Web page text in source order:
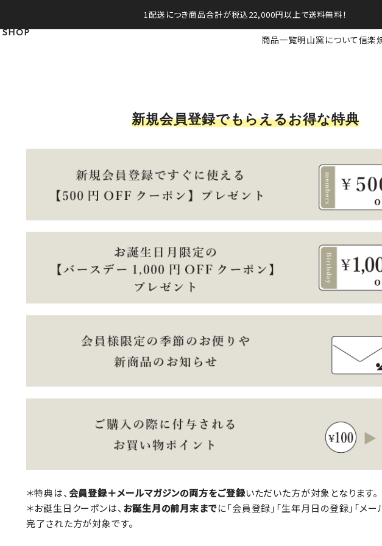
1配送につき商品合計が税込22,000円以上で送料無料！
商品一覧明山窯について信楽
新規会員登録でもらえるお得な特典
＊特典は、会員登録＋メールマガジンの両方をご登録いただいた方が対象となります。
＊お誕生日クーポンは、 お誕生月の前月末までに「会員登録」「生年月日の登録」「メ
完了された方が対象です。